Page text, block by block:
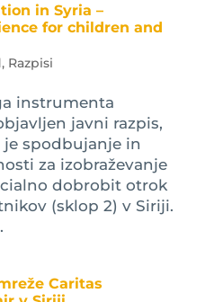
in Syria –
for children and
, Razpisi
instrumenta
javni razpis,
spodbujanje in
za izobraževanje
dobrobit otrok
(sklop 2) v Siriji.
Caritas